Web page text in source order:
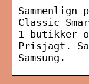
Sammenlign
Classic
1 butikker
Prisjagt.
Samsung.